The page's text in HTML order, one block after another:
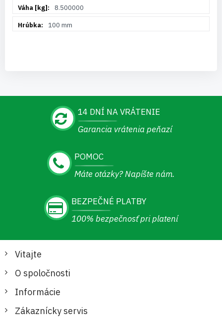
8.500000
100 mm
14 DNÍ NA VRÁTENIE
Garancia vrátenia peňazí
POMOC
Máte otázky? Napíšte nám.
BEZPEČNÉ PLATBY
100% bezpečnosť pri platení
Vitajte
O spoločnosti
Informácie
Zákaznícky servis